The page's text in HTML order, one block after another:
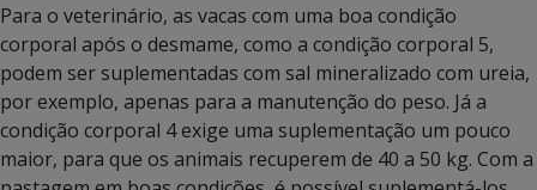
Para o veterinário, as vacas com uma boa condição
corporal após o desmame, como a condição corporal 5,
podem ser suplementadas com sal mineralizado com ureia,
por exemplo, apenas para a manutenção do peso. Já a
condição corporal 4 exige uma suplementação um pouco
maior, para que os animais recuperem de 40 a 50 kg. Com a